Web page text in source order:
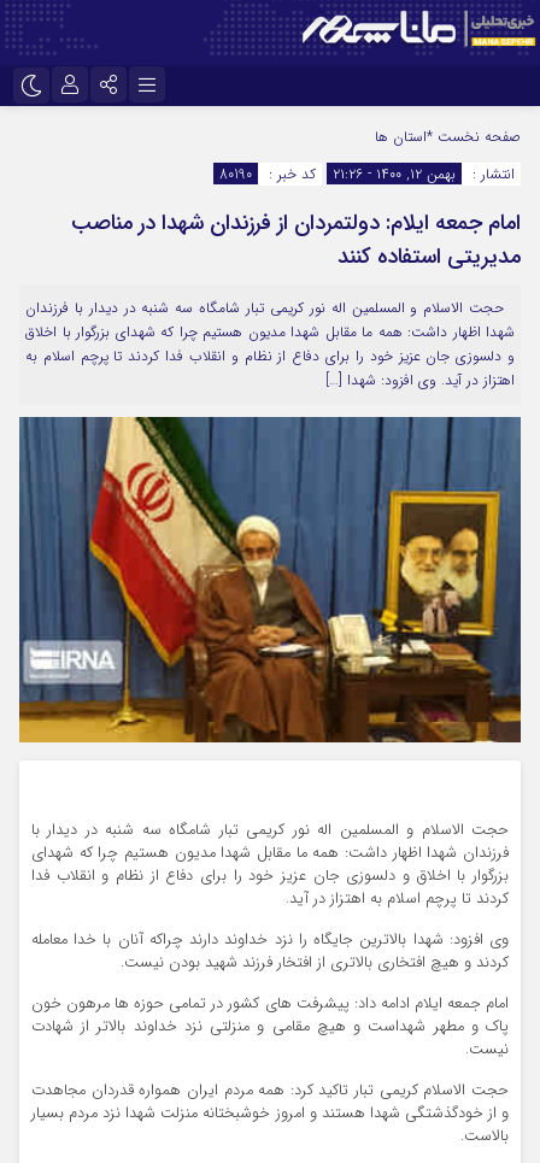
اینستاگرام
سروش
ایتا
آپارات
نام کاربری یا نشانی ایمیل
رمز عبور
مرا به خاطر بسپار
صفحه نخست *استان ها
انتشار :
بهمن ۱۲, ۱۴۰۰ - ۲۱:۲۶ کد خبر : 80190
امام جمعه ایلام: دولتمردان از فرزندان شهدا در مناصب
مدیریتی استفاده کنند
حجت الاسلام و المسلمین اله نور کریمی تبار شامگاه سه شنبه در دیدار با فرزندان
شهدا اظهار داشت: همه ما مقابل شهدا مدیون هستیم چرا که شهدای بزرگوار با اخلاق
و دلسوزی جان عزیز خود را برای دفاع از نظام و انقلاب فدا کردند تا پرچم اسلام به
اهتزاز در آید. وی افزود: شهدا […]
حجت الاسلام و المسلمین اله نور کریمی تبار شامگاه سه شنبه در دیدار با
فرزندان شهدا اظهار داشت: همه ما مقابل شهدا مدیون هستیم چرا که شهدای
بزرگوار با اخلاق و دلسوزی جان عزیز خود را برای دفاع از نظام و انقلاب فدا
کردند تا پرچم اسلام به اهتزاز در آید.
وی افزود: شهدا بالاترین جایگاه را نزد خداوند دارند چراکه آنان با خدا معامله
کردند و هیچ افتخاری بالاتری از افتخار فرزند شهید بودن نیست.
امام جمعه ایلام ادامه داد: پیشرفت های کشور در تمامی حوزه ها مرهون خون
پاک و مطهر شهداست و هیچ مقامی و منزلتی نزد خداوند بالاتر از شهادت
نیست.
حجت الاسلام کریمی تبار تاکید کرد: همه مردم ایران همواره قدردان مجاهدت
و از خودگذشتگی شهدا هستند و امروز خوشبختانه منزلت شهدا نزد مردم بسیار
بالاست.